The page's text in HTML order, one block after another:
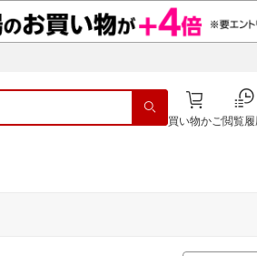
買い物かご閲覧